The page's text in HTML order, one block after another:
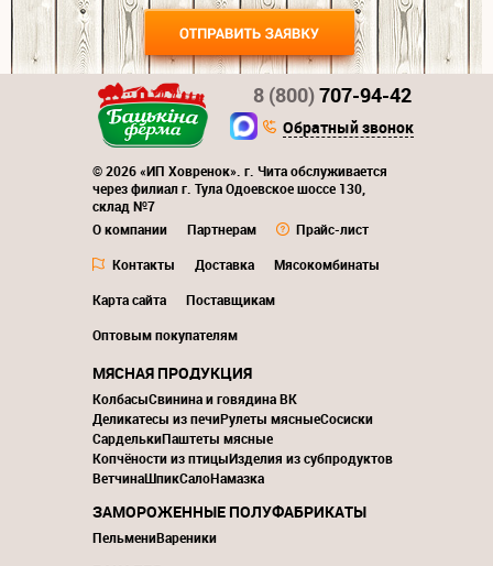
© 2026 «ИП Ховренок». г. Чита обслуживается
через филиал г. Тула Одоевское шоссе 130,
склад №7
О компании
Партнерам
Прайс-лист
Контакты
Доставка
Мясокомбинаты
Карта сайта
Поставщикам
Оптовым покупателям
8 (800)707-94-42
Обратный звонок
МЯСНАЯ ПРОДУКЦИЯ
КолбасыСвинина и говядина ВК
Деликатесы из печиРулеты мясныеСосиски
СарделькиПаштеты мясные
Копчёности из птицыИзделия из субпродуктов
ВетчинаШпикСалоНамазка
ЗАМОРОЖЕННЫЕ ПОЛУФАБРИКАТЫ
ПельмениВареники